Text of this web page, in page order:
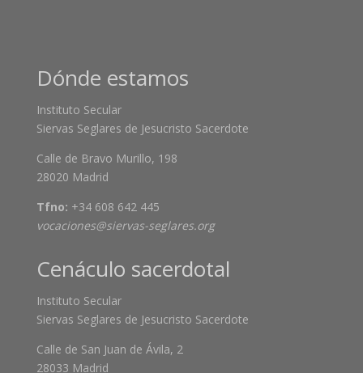
Dónde estamos
Instituto Secular
Siervas Seglares de Jesucristo Sacerdote
Calle de Bravo Murillo, 198
28020 Madrid
Tfno: +34 608 642 445
vocaciones@siervas-seglares.org
Cenáculo sacerdotal
Instituto Secular
Siervas Seglares de Jesucristo Sacerdote
Calle de San Juan de Ávila, 2
28033 Madrid